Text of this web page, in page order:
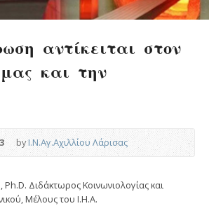
αντίκειται στον
και την
byΙ.Ν.Αγ.Αχιλλίου Λάρισας
Διδάκτωρος Κοινωνιολογίας και
Μέλους του I.H.A.